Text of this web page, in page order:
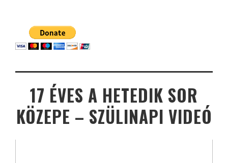
17 ÉVES A HETEDIK SOR
KÖZEPE – SZÜLINAPI VIDEÓ